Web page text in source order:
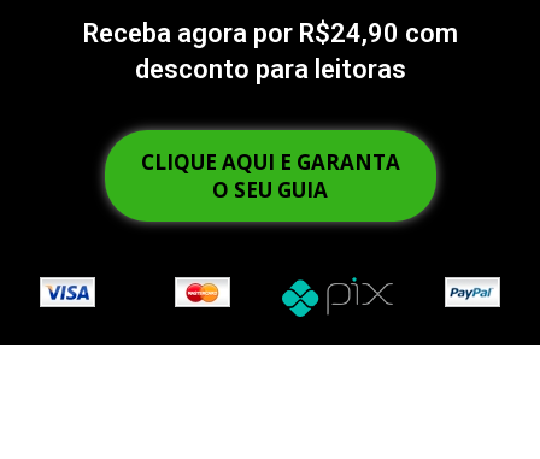
Receba agora por R$24,90 com
desconto para leitoras
CLIQUE AQUI E GARANTA
O SEU GUIA